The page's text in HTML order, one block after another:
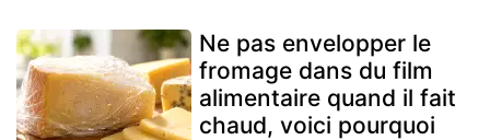
Ne pas envelopper le
fromage dans du film
alimentaire quand il fait
chaud, voici pourquoi